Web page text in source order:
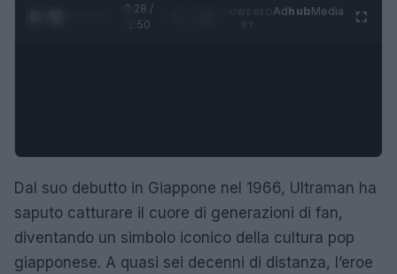
0:29 /
1:50
AdhubMedia
Dal suo debutto in Giappone nel 1966, Ultraman ha
saputo catturare il cuore di generazioni di fan,
diventando un simbolo iconico della cultura pop
giapponese. A quasi sei decenni di distanza, l’eroe